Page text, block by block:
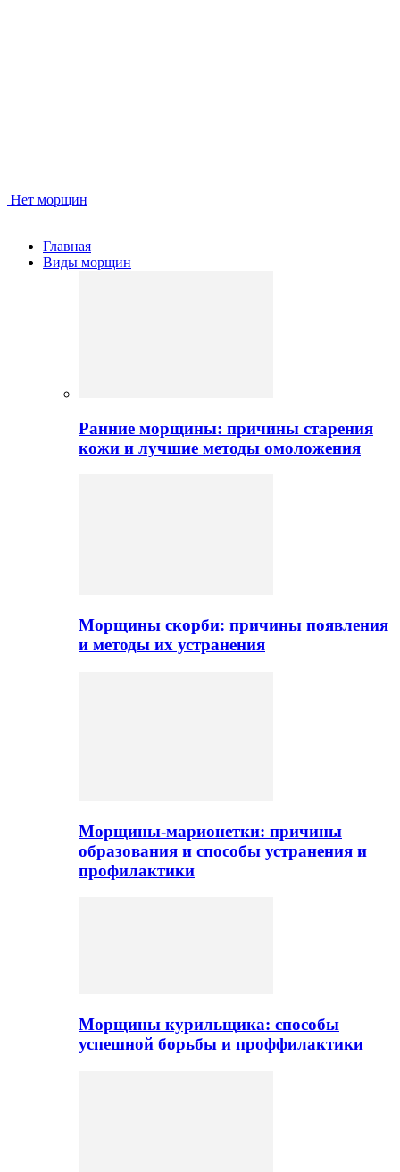
Нет морщин
Главная
Виды морщин
Ранние морщины: причины старения
кожи и лучшие методы омоложения
Морщины скорби: причины появления
и методы их устранения
Морщины-марионетки: причины
образования и способы устранения и
профилактики
Морщины курильщика: способы
успешной борьбы и проффилактики